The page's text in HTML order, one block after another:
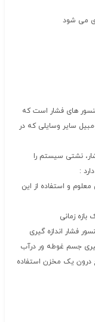
می شود
های فشار است که
سایر وسایلی که در
نشتی سیستم را
:
و استفاده از این
فشار اندازه گیری
جسم غوطه ور درآب
درون یک مخزن استفاده